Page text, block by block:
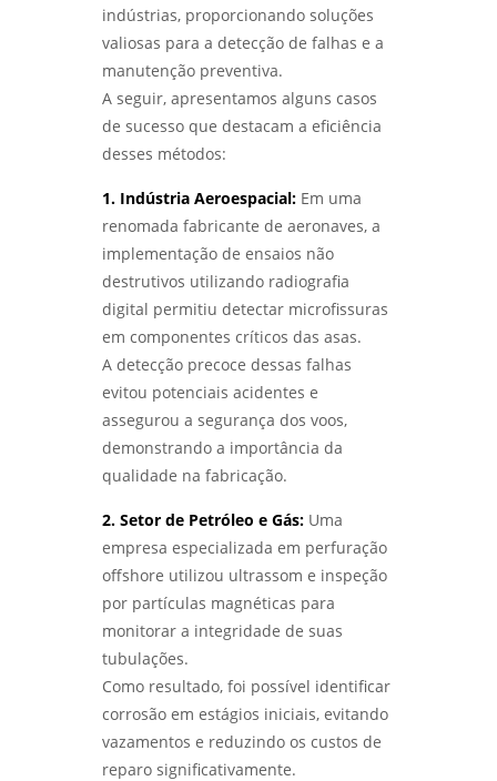
indústrias, proporcionando soluções
valiosas para a detecção de falhas e a
manutenção preventiva.
A seguir, apresentamos alguns casos
de sucesso que destacam a eficiência
desses métodos:
1. Indústria Aeroespacial:Em uma
renomada fabricante de aeronaves, a
implementação de ensaios não
destrutivos utilizando radiografia
digital permitiu detectar microfissuras
em componentes críticos das asas.
A detecção precoce dessas falhas
evitou potenciais acidentes e
assegurou a segurança dos voos,
demonstrando a importância da
qualidade na fabricação.
2. Setor de Petróleo e Gás:Uma
empresa especializada em perfuração
offshore utilizou ultrassom e inspeção
por partículas magnéticas para
monitorar a integridade de suas
tubulações.
Como resultado, foi possível identificar
corrosão em estágios iniciais, evitando
vazamentos e reduzindo os custos de
reparo significativamente.